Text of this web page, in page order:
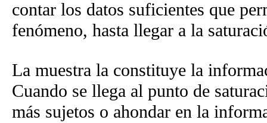
contar los datos suficientes que
fenómeno, hasta llegar a la
La muestra la constituye la
Cuando se llega al punto de
más sujetos o ahondar en la